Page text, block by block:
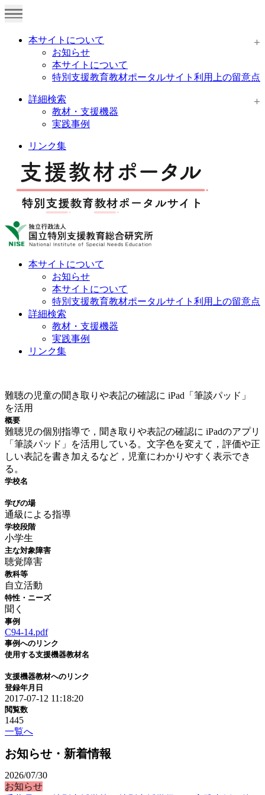
本サイトについて
お知らせ
本サイトについて
特別支援教育教材ポータルサイト利用上の留意点
詳細検索
教材・支援機器
実践事例
リンク集
本サイトについて
お知らせ
本サイトについて
特別支援教育教材ポータルサイト利用上の留意点
詳細検索
教材・支援機器
実践事例
リンク集
難聴の児童の聞き取りや表記の確認に iPad「筆談パッド」
を活用
概要
難聴児の個別指導で，聞き取りや表記の確認に iPadのアプリ
「筆談パッド」を活用している。文字色を変えて，評価や正
しい表記を書き加えるなど，児童にわかりやすく表示でき
る。
学校名
学びの場
通級による指導
学校段階
小学生
主な対象障害
聴覚障害
教科等
自立活動
特性・ニーズ
聞く
事例
C94-14.pdf
事例へのリンク
使用する支援機器教材名
支援機器教材へのリンク
登録年月日
2017-07-12 11:18:20
閲覧数
1445
一覧へ
お知らせ・新着情報
2026/07/30
お知らせ